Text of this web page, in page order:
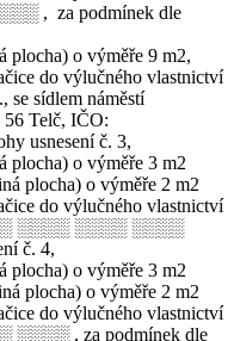
, za podmínek dle
plocha) o výměře 9 m2,
do výlučného vlastnictví
se sídlem náměstí
56 Telč, IČO:
usnesení č. 3,
plocha) o výměře 3 m2
plocha) o výměře 2 m2
do výlučného vlastnictví
░░░░ ░░░░ ░░░░
č. 4,
plocha) o výměře 3 m2
plocha) o výměře 2 m2
do výlučného vlastnictví
, za podmínek dle